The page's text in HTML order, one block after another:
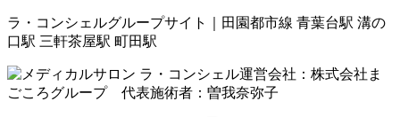
ラ・コンシェルグループサイト｜田園都市線 青葉台駅 溝の
口駅 三軒茶屋駅 町田駅
運営会社：株式会社ま
ごころグループ 代表施術者：曽我奈弥子